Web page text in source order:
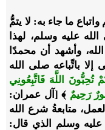
ما جاء به: لا يتمُّ
الله عليه وسلم، لهذا
وأشهد أن محمدًا
إلا باتِّباعه صلى الله
تُحِبُّونَ اللَّهَ فَاتَّبِعُونِي
رَحِيمٌ ﴾ [آل عمران:
متابعةُ شرع الله
وسلم الذي قال: